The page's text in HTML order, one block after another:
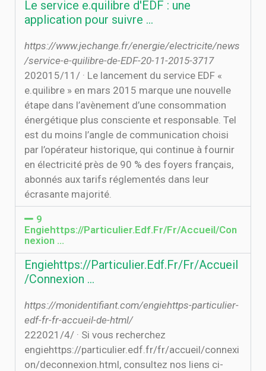
Le service e.quilibre d'EDF : une
application pour suivre ...
https://www.jechange.fr/energie/electricite/news
/service-e-quilibre-de-EDF-20-11-2015-3717
20‏‏/11‏‏/2015 · Le lancement du service EDF «
e.quilibre » en mars 2015 marque une nouvelle
étape dans l’avènement d’une consommation
énergétique plus consciente et responsable. Tel
est du moins l’angle de communication choisi
par l’opérateur historique, qui continue à fournir
en électricité près de 90 % des foyers français,
abonnés aux tarifs réglementés dans leur
écrasante majorité.
9
Engiehttps://Particulier.Edf.Fr/Fr/Accueil/Con
nexion ...
Engiehttps://Particulier.Edf.Fr/Fr/Accueil
/Connexion ...
https://monidentifiant.com/engiehttps-particulier-
edf-fr-fr-accueil-de-html/
22‏‏/4‏‏/2021 · Si vous recherchez
engiehttps://particulier.edf.fr/fr/accueil/connexi
on/deconnexion.html, consultez nos liens ci-